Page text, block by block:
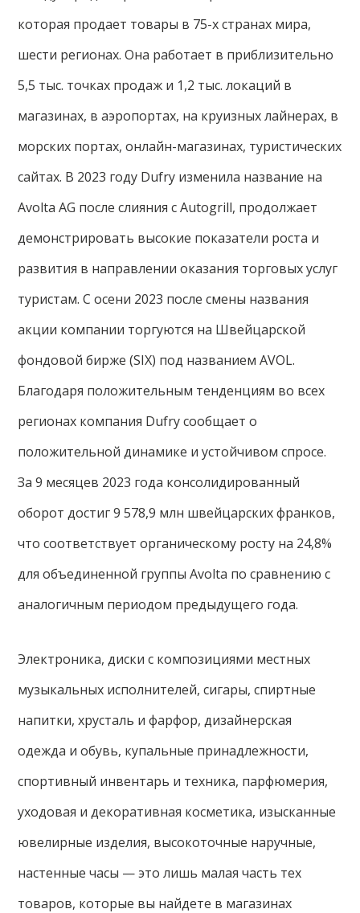
которая продает товары в 75-х странах мира,
шести регионах. Она работает в приблизительно
5,5 тыс. точках продаж и 1,2 тыс. локаций в
магазинах, в аэропортах, на круизных лайнерах, в
морских портах, онлайн-магазинах, туристических
сайтах. В 2023 году Dufry изменила название на
Avolta AG после слияния с Autogrill, продолжает
демонстрировать высокие показатели роста и
развития в направлении оказания торговых услуг
туристам. С осени 2023 после смены названия
акции компании торгуются на Швейцарской
фондовой бирже (SIX) под названием AVOL.
Благодаря положительным тенденциям во всех
регионах компания Dufry сообщает о
положительной динамике и устойчивом спросе.
За 9 месяцев 2023 года консолидированный
оборот достиг 9 578,9 млн швейцарских франков,
что соответствует органическому росту на 24,8%
для объединенной группы Avolta по сравнению с
аналогичным периодом предыдущего года.
Электроника, диски с композициями местных
музыкальных исполнителей, сигары, спиртные
напитки, хрусталь и фарфор, дизайнерская
одежда и обувь, купальные принадлежности,
спортивный инвентарь и техника, парфюмерия,
уходовая и декоративная косметика, изысканные
ювелирные изделия, высокоточные наручные,
настенные часы — это лишь малая часть тех
товаров, которые вы найдете в магазинах